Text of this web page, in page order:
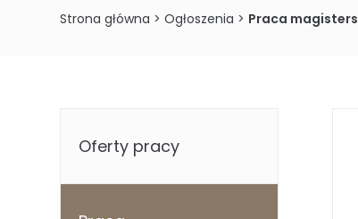
Strona główna >Ogłoszenia > Praca
Oferty pracy